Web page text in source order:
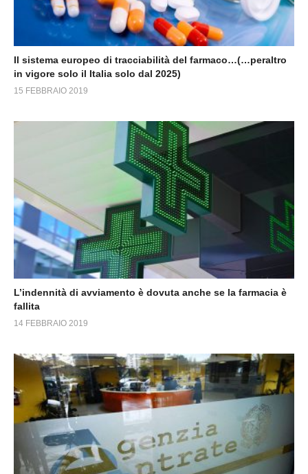
Il sistema europeo di tracciabilità del farmaco…(…peraltro
in vigore solo il Italia solo dal 2025)
15 FEBBRAIO 2019
L’indennità di avviamento è dovuta anche se la farmacia è
fallita
14 FEBBRAIO 2019